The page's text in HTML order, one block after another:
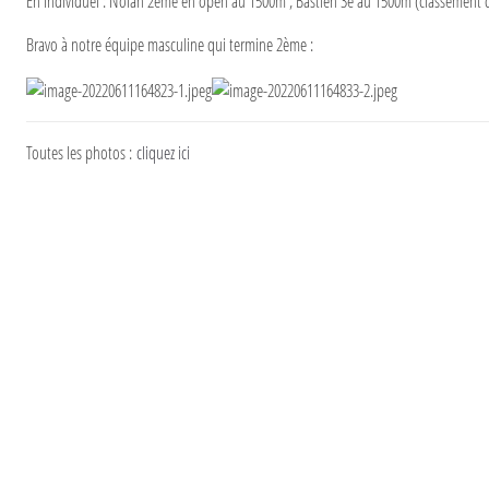
Bravo à notre équipe masculine qui termine 2ème :
Toutes les photos :cliquez ici